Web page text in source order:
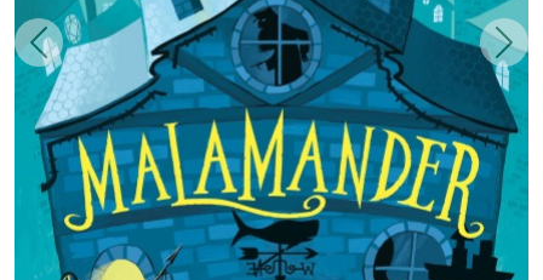
Zurück